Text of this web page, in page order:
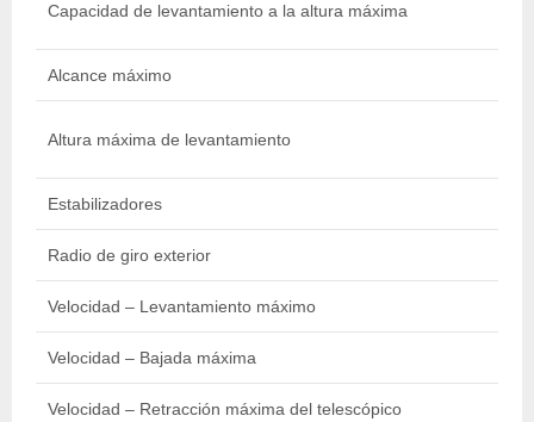
Capacidad de levantamiento a la altura máxima
Alcance máximo
Altura máxima de levantamiento
Estabilizadores
Radio de giro exterior
Velocidad – Levantamiento máximo
Velocidad – Bajada máxima
Velocidad – Retracción máxima del telescópico